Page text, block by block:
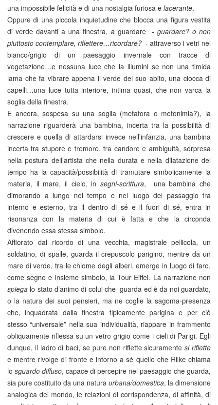
una impossibile felicità e di una nostalgia furiosa e lacerante.
Oppure di una piccola inquietudine che blocca una figura vestita
di verde davanti a una finestra, a guardare - guardare? o non
piuttosto contemplare, riflettere…ricordare? - attraverso i vetri nel
bianco/grigio di un paesaggio invernale con tracce di
vegetazione…e nessuna luce che la illumini se non una timida
lama che fa vibrare appena il verde del suo abito, una ciocca di
capelli…una luce tutta interiore, intima quasi, che non varca la
soglia della finestra.
E ancora, sospesa su una soglia (metafora o metonimia?), la
narrazione riguarderà una bambina, incerta tra la possibilità di
crescere e quella di attardarsi invece nell’infanzia, una bambina
incerta tra stupore e tremore, tra candore e ambiguità, sorpresa
nella postura dell’artista che nella durata e nella dilatazione del
tempo ha la capacità/possibilità di tramutare simbolicamente la
materia, il mare, il cielo, insegni-scrittura, una bambina che
dimorando a lungo nel tempo e nel luogo del passaggio tra
interno e esterno, tra il dentro di sé e il fuori di sé, entra in
risonanza con la materia di cui è fatta e che la circonda
divenendo essa stessa simbolo.
Affiorato dal ricordo di una vecchia, magistrale pellicola, un
soldatino, di spalle, guarda il crepuscolo parigino, mentre da un
mare di verde, tra le chiome degli alberi, emerge in luogo di faro,
come segno e insieme simbolo, la Tour Eiffel. La narrazione non
spiega lo stato d’animo di colui che guarda ed è da noi guardato,
o la natura dei suoi pensieri, ma ne coglie la sagoma-presenza
che, inquadrata dalla finestra tipicamente parigina e per ciò
stesso “universale” nella sua individualità, riappare in frammento
obliquamente riflessa su un vetro grigio come i cieli di Parigi. Egli
dunque, il ladro di baci, se pure non riflette sicuramentesi riflette
e mentre rivolge di fronte e intorno a sé quello che Rilke chiama
lo sguardo diffuso, capace di percepire nel paesaggio che guarda,
sia pure costituito da una natura urbana/domestica, la dimensione
analogica del mondo, le relazioni di corrispondenza, di affinità, di